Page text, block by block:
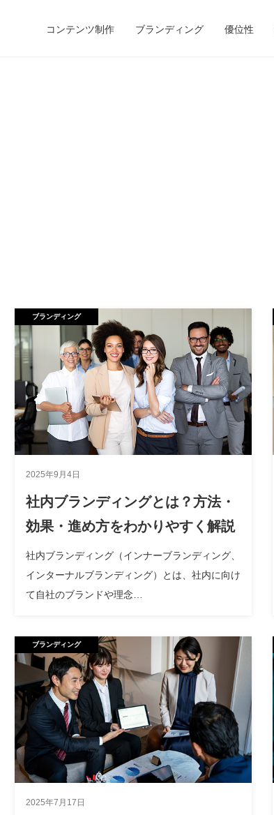
コンテンツ制作 ブランディング 優位性
ブランディング
2025年9月4日
社内ブランディングとは？方法・
効果・進め方をわかりやすく解説
社内ブランディング（インナーブランディング、
インターナルブランディング）とは、社内に向け
て自社のブランドや理念…
ブランディング
2025年7月17日